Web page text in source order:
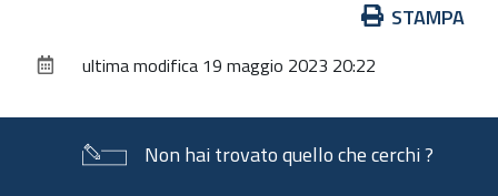
documento
STAMPA
ultima modifica 19 maggio 2023 20:22
Non hai trovato quello che cerchi ?